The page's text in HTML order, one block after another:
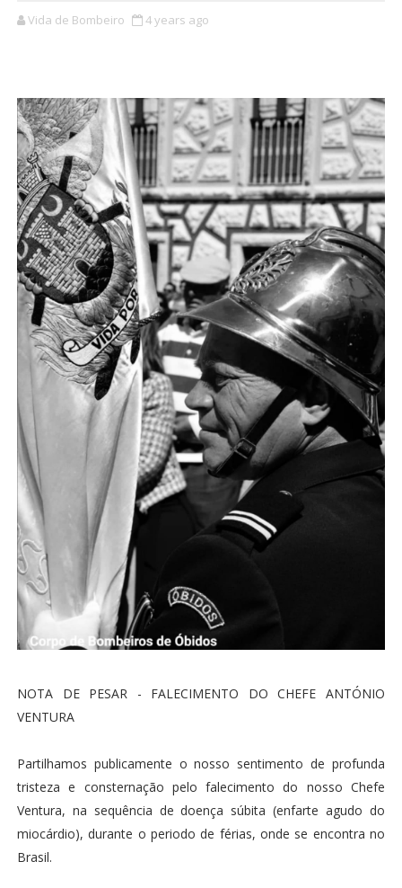
Vida de Bombeiro 4 years ago
NOTA DE PESAR - FALECIMENTO DO CHEFE ANTÓNIO
VENTURA
Partilhamos publicamente o nosso sentimento de profunda
tristeza e consternação pelo falecimento do nosso Chefe
Ventura, na sequência de doença súbita (enfarte agudo do
miocárdio), durante o periodo de férias, onde se encontra no
Brasil.